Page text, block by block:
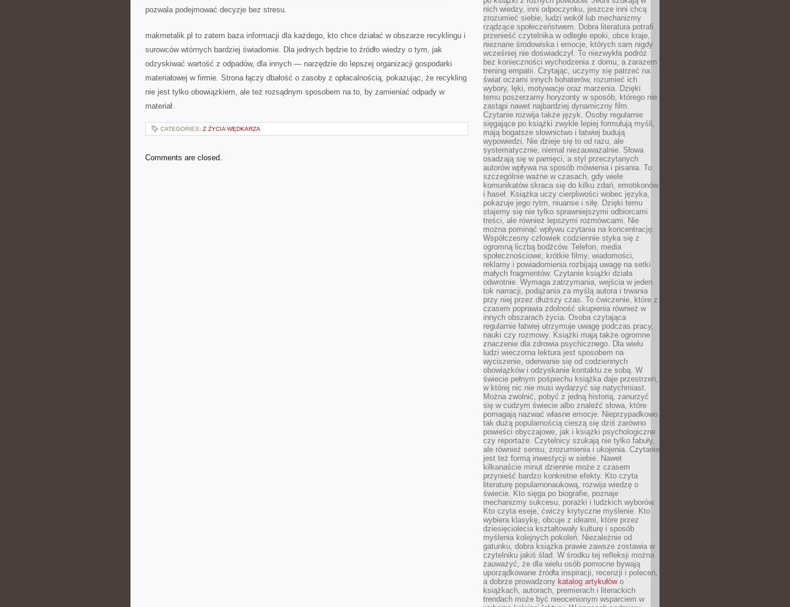
pozwala podejmować decyzje bez stresu.
makmetalik.pl to zatem baza informacji dla każdego, kto chce działać w obszarze recyklingu i
surowców wtórnych bardziej świadomie. Dla jednych będzie to źródło wiedzy o tym, jak
odzyskiwać wartość z odpadów, dla innych — narzędzie do lepszej organizacji gospodarki
materiałowej w firmie. Strona łączy dbałość o zasoby z opłacalnością, pokazując, że recykling
nie jest tylko obowiązkiem, ale też rozsądnym sposobem na to, by zamieniać odpady w
materiał.
CATEGORIES: Z ŻYCIA WĘDKARZA
Comments are closed.
nich wiedzy, inni odpoczynku, jeszcze inni chcą
zrozumieć siebie, ludzi wokół lub mechanizmy
rządzące społeczeństwem. Dobra literatura potrafi
przenieść czytelnika w odległe epoki, obce kraje,
nieznane środowiska i emocje, których sam nigdy
wcześniej nie doświadczył. To niezwykła podróż
bez konieczności wychodzenia z domu, a zarazem
trening empatii. Czytając, uczymy się patrzeć na
świat oczami innych bohaterów, rozumieć ich
wybory, lęki, motywacje oraz marzenia. Dzięki
temu poszerzamy horyzonty w sposób, którego nie
zastąpi nawet najbardziej dynamiczny film.
Czytanie rozwija także język. Osoby regularnie
sięgające po książki zwykle lepiej formułują myśli,
mają bogatsze słownictwo i łatwiej budują
wypowiedzi. Nie dzieje się to od razu, ale
systematycznie, niemal niezauważalnie. Słowa
osadzają się w pamięci, a styl przeczytanych
autorów wpływa na sposób mówienia i pisania. To
szczególnie ważne w czasach, gdy wiele
komunikatów skraca się do kilku zdań, emotikonów
i haseł. Książka uczy cierpliwości wobec języka,
pokazuje jego rytm, niuanse i siłę. Dzięki temu
stajemy się nie tylko sprawniejszymi odbiorcami
treści, ale również lepszymi rozmówcami. Nie
można pominąć wpływu czytania na koncentrację.
Współczesny człowiek codziennie styka się z
ogromną liczbą bodźców. Telefon, media
społecznościowe, krótkie filmy, wiadomości,
reklamy i powiadomienia rozbijają uwagę na setki
małych fragmentów. Czytanie książki działa
odwrotnie. Wymaga zatrzymania, wejścia w jeden
tok narracji, podążania za myślą autora i trwania
przy niej przez dłuższy czas. To ćwiczenie, które z
czasem poprawia zdolność skupienia również w
innych obszarach życia. Osoba czytająca
regularnie łatwiej utrzymuje uwagę podczas pracy,
nauki czy rozmowy. Książki mają także ogromne
znaczenie dla zdrowia psychicznego. Dla wielu
ludzi wieczorna lektura jest sposobem na
wyciszenie, oderwanie się od codziennych
obowiązków i odzyskanie kontaktu ze sobą. W
świecie pełnym pośpiechu książka daje przestrzeń,
w której nic nie musi wydarzyć się natychmiast.
Można zwolnić, pobyć z jedną historią, zanurzyć
się w cudzym świecie albo znaleźć słowa, które
pomagają nazwać własne emocje. Nieprzypadkowo
tak dużą popularnością cieszą się dziś zarówno
powieści obyczajowe, jak i książki psychologiczne
czy reportaże. Czytelnicy szukają nie tylko fabuły,
ale również sensu, zrozumienia i ukojenia. Czytanie
jest też formą inwestycji w siebie. Nawet
kilkanaście minut dziennie może z czasem
przynieść bardzo konkretne efekty. Kto czyta
literaturę popularnonaukową, rozwija wiedzę o
świecie. Kto sięga po biografie, poznaje
mechanizmy sukcesu, porażki i ludzkich wyborów.
Kto czyta eseje, ćwiczy krytyczne myślenie. Kto
wybiera klasykę, obcuje z ideami, które przez
dziesięciolecia kształtowały kulturę i sposób
myślenia kolejnych pokoleń. Niezależnie od
gatunku, dobra książka prawie zawsze zostawia w
czytelniku jakiś ślad. W środku tej refleksji można
zauważyć, że dla wielu osób pomocne bywają
uporządkowane źródła inspiracji, recenzji i poleceń,
a dobrze prowadzony katalog artykułówo
książkach, autorach, premierach i literackich
trendach może być nieocenionym wsparciem w